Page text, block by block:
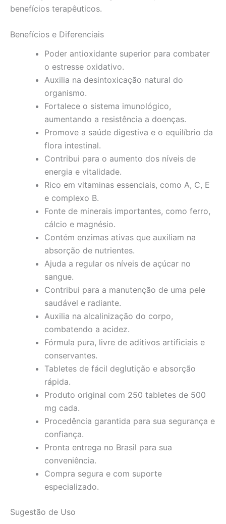
benefícios terapêuticos.
Benefícios e Diferenciais
Poder antioxidante superior para combater
o estresse oxidativo.
Auxilia na desintoxicação natural do
organismo.
Fortalece o sistema imunológico,
aumentando a resistência a doenças.
Promove a saúde digestiva e o equilíbrio da
flora intestinal.
Contribui para o aumento dos níveis de
energia e vitalidade.
Rico em vitaminas essenciais, como A, C, E
e complexo B.
Fonte de minerais importantes, como ferro,
cálcio e magnésio.
Contém enzimas ativas que auxiliam na
absorção de nutrientes.
Ajuda a regular os níveis de açúcar no
sangue.
Contribui para a manutenção de uma pele
saudável e radiante.
Auxilia na alcalinização do corpo,
combatendo a acidez.
Fórmula pura, livre de aditivos artificiais e
conservantes.
Tabletes de fácil deglutição e absorção
rápida.
Produto original com 250 tabletes de 500
mg cada.
Procedência garantida para sua segurança e
confiança.
Pronta entrega no Brasil para sua
conveniência.
Compra segura e com suporte
especializado.
Sugestão de Uso